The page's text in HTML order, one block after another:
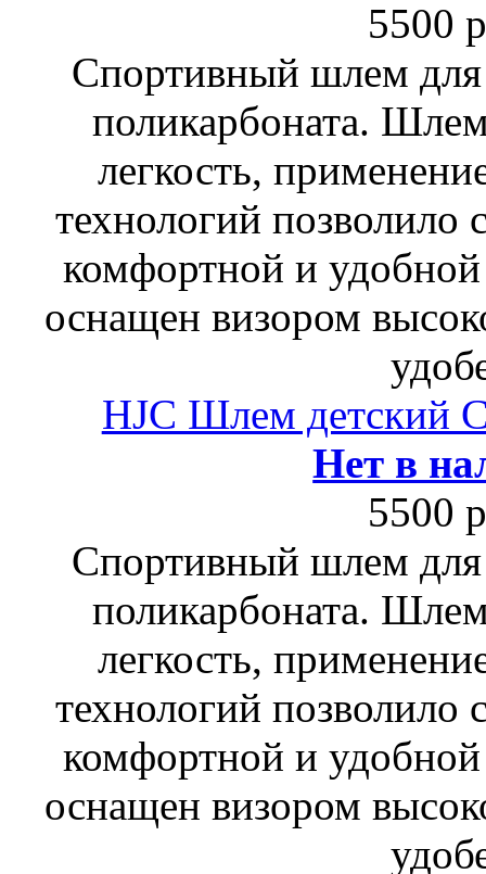
5500
Спортивный шлем
поликарбоната.
легкость,
технологий позволило
комфортной и
оснащен визором
HJC Шлем детский
Нет в
5500
Спортивный шлем
поликарбоната.
легкость,
технологий позволило
комфортной и
оснащен визором